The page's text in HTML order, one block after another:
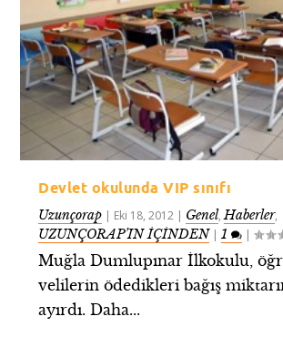
Devlet okulunda VIP sınıfı
Uzunçorap | Eki 18, 2012 | Genel,Haberler,
UZUNÇORAP’IN İÇİNDEN|1 |
Muğla Dumlupınar İlkokulu,
velilerin ödedikleri bağış
ayırdı. Daha...